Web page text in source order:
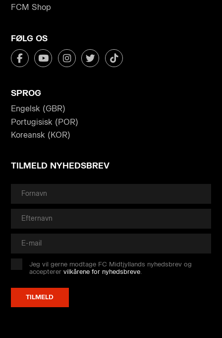
FCM Shop
FØLG OS
SPROG
Engelsk (GBR)
Portugisisk (POR)
Koreansk (KOR)
TILMELD NYHEDSBREV
Jeg vil gerne modtage FC Midtjyllands nyhedsbrev og
accepterervilkårene for nyhedsbreve.